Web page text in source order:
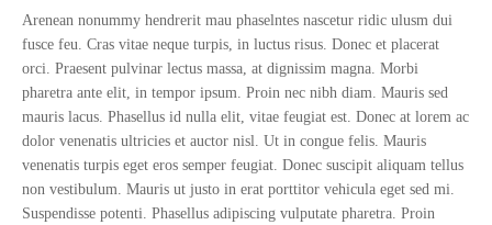
Arenean nonummy hendrerit mau phaselntes nascetur ridic ulusm dui
fusce feu. Cras vitae neque turpis, in luctus risus. Donec et placerat
orci. Praesent pulvinar lectus massa, at dignissim magna. Morbi
pharetra ante elit, in tempor ipsum. Proin nec nibh diam. Mauris sed
mauris lacus. Phasellus id nulla elit, vitae feugiat est. Donec at lorem ac
dolor venenatis ultricies et auctor nisl. Ut in congue felis. Mauris
venenatis turpis eget eros semper feugiat. Donec suscipit aliquam tellus
non vestibulum. Mauris ut justo in erat porttitor vehicula eget sed mi.
Suspendisse potenti. Phasellus adipiscing vulputate pharetra. Proin